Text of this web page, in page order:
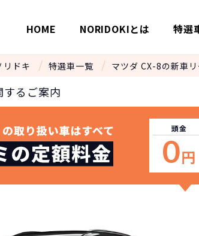
HOME NORIDOKIとは 特選
リドキ 特選車一覧 マツダ CX-8の新車
るご案内
頭金
0円